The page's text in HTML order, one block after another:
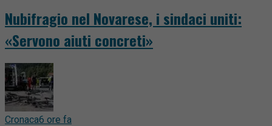
Nubifragio nel Novarese, i sindaci uniti:
«Servono aiuti concreti»
Cronaca6 ore fa